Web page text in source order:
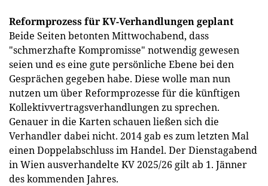
Reformprozess für KV-Verhandlungen geplant
Beide Seiten betonten Mittwochabend, dass
"schmerzhafte Kompromisse" notwendig gewesen
seien und es eine gute persönliche Ebene bei den
Gesprächen gegeben habe. Diese wolle man nun
nutzen um über Reformprozesse für die künftigen
Kollektivvertragsverhandlungen zu sprechen.
Genauer in die Karten schauen ließen sich die
Verhandler dabei nicht. 2014 gab es zum letzten Mal
einen Doppelabschluss im Handel. Der Dienstagabend
in Wien ausverhandelte KV 2025/26 gilt ab 1. Jänner
des kommenden Jahres.